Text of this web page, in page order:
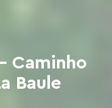
Caminho
Baule